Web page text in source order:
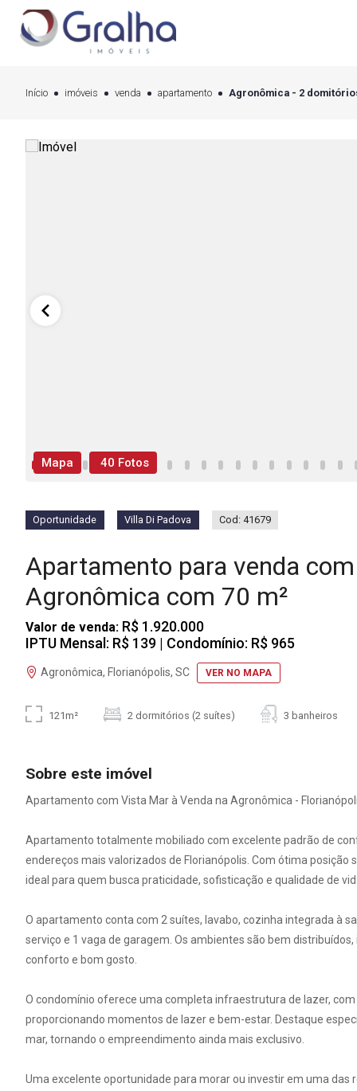
Início imóveis venda apartamento Agronômica - 2
Mapa 40 Fotos
Oportunidade Villa Di Padova Cod: 41679
Apartamento para venda
Agronômica com 70 m²
Valor de venda: R$ 1.920.000
IPTU Mensal: R$ 139 | Condomínio: R$ 965
Agronômica, Florianópolis, SC VER NO MAPA
121m² 2 dormitórios (2 suítes) 3 banheiros
Sobre este imóvel
Apartamento com Vista Mar à Venda na Agronômica -
Apartamento totalmente mobiliado com excelente padrão de
endereços mais valorizados de Florianópolis. Com ótima
ideal para quem busca praticidade, sofisticação e qualidade de
O apartamento conta com 2 suítes, lavabo, cozinha integrada à
serviço e 1 vaga de garagem. Os ambientes são bem
conforto e bom gosto.
O condomínio oferece uma completa infraestrutura de lazer,
proporcionando momentos de lazer e bem-estar. Destaque
mar, tornando o empreendimento ainda mais exclusivo.
Uma excelente oportunidade para morar ou investir em uma das